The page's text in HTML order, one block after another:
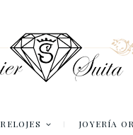
RELOJES JOYERÍA